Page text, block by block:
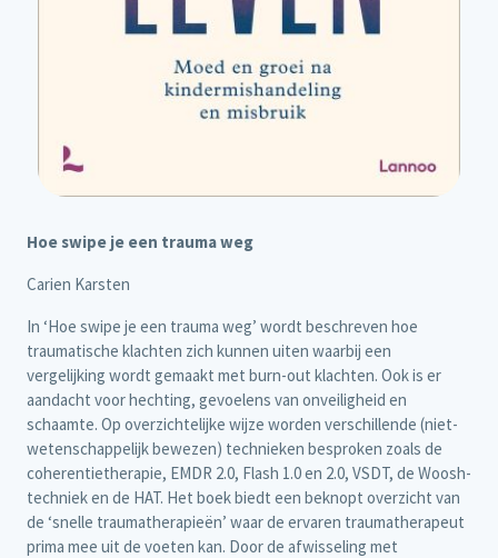
Hoe swipe je een trauma weg
Carien Karsten
In ‘Hoe swipe je een trauma weg’ wordt beschreven hoe
traumatische klachten zich kunnen uiten waarbij een
vergelijking wordt gemaakt met burn-out klachten. Ook is er
aandacht voor hechting, gevoelens van onveiligheid en
schaamte. Op overzichtelijke wijze worden verschillende (niet-
wetenschappelijk bewezen) technieken besproken zoals de
coherentietherapie, EMDR 2.0, Flash 1.0 en 2.0, VSDT, de Woosh-
techniek en de HAT. Het boek biedt een beknopt overzicht van
de ‘snelle traumatherapieën’ waar de ervaren traumatherapeut
prima mee uit de voeten kan. Door de afwisseling met